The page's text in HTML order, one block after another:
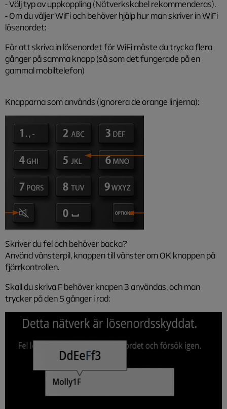
- Välj typ av uppkoppling (Nätverkskabel rekommenderas).
- Om du väljer WiFi och behöver hjälp hur man skriver in WiFi
lösenordet:
För att skriva in lösenordet för WiFi måste du trycka flera
gånger på samma knapp (så som det fungerade på en
gammal mobiltelefon)
Knapparna som används (ignorera de orange linjerna):
Skriver du fel och behöver backa?
Använd vänsterpil, knappen till vänster om OK knappen på
fjärrkontrollen.
Skall du skriva F behöver knapen 3 användas, och man
trycker på den 5 gånger i rad: